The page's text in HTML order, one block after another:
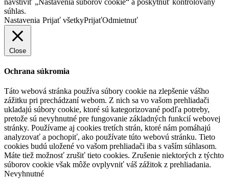
súhlas.
Nastavenia Prijať všetkyPrijaťOdmietnuť
Close
Ochrana súkromia
Táto webová stránka používa súbory cookie na zlepšenie vášho
zážitku pri prechádzaní webom. Z nich sa vo vašom prehliadači
ukladajú súbory cookie, ktoré sú kategorizované podľa potreby,
pretože sú nevyhnutné pre fungovanie základných funkcií webovej
stránky. Používame aj cookies tretích strán, ktoré nám pomáhajú
analyzovať a pochopiť, ako používate túto webovú stránku. Tieto
cookies budú uložené vo vašom prehliadači iba s vaším súhlasom.
Máte tiež možnosť zrušiť tieto cookies. Zrušenie niektorých z týchto
súborov cookie však môže ovplyvniť váš zážitok z prehliadania.
Nevyhnutné